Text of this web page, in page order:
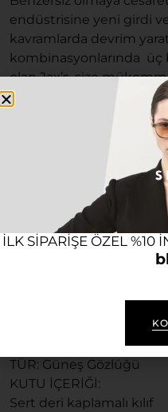
endüstrisine yeni girdi
kavramlarda devrim
kombinasyonlarında üç
olan Jax’s, size
görünüm kazandıracak.
gardırobunuzu iddialı
Kullanım alanı: Günlük
ile uyum sağlayan ve
Jaxs vazgeçemediğiniz
aksesuarlarınızın
Jaxs deri kutusu,
TÜR: Güneş Gözlüğü
KUTU İÇERİĞİ:
Sert deri kaplamalı kılıf
ILK SIPARIŞE ÖZEL %10